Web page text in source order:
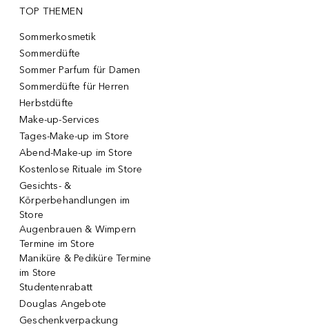
TOP THEMEN
Sommerkosmetik
Sommerdüfte
Sommer Parfum für Damen
Sommerdüfte für Herren
Herbstdüfte
Make-up-Services
Tages-Make-up im Store
Abend-Make-up im Store
Kostenlose Rituale im Store
Gesichts- &
Körperbehandlungen im
Store
Augenbrauen & Wimpern
Termine im Store
Maniküre & Pediküre Termine
im Store
Studentenrabatt
Douglas Angebote
Geschenkverpackung